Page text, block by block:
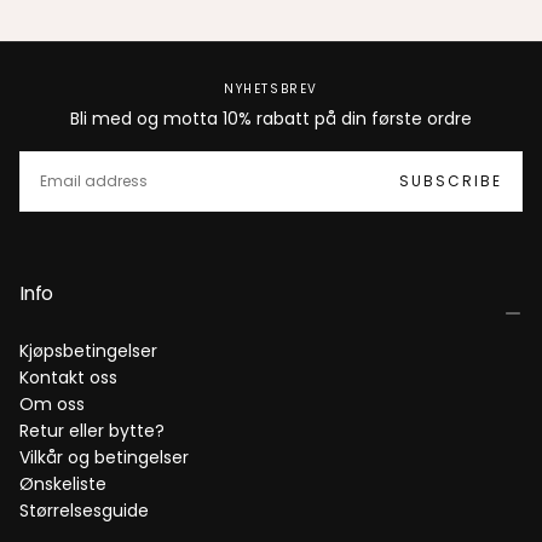
NYHETSBREV
Bli med og motta 10% rabatt på din første ordre
SUBSCRIBE
Info
Kjøpsbetingelser
Kontakt oss
Om oss
Retur eller bytte?
Vilkår og betingelser
Ønskeliste
Størrelsesguide